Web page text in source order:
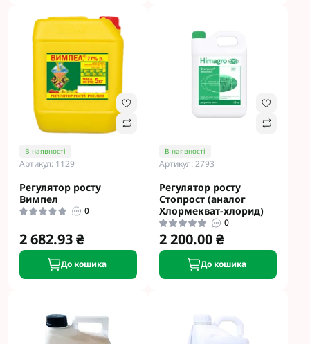
В наявності
Артикул: 1129
Регулятор росту
Вимпел
0
2 682.93 ₴
До кошика
В наявності
Артикул: 2793
Регулятор росту
Стопрост (аналог
Хлормекват-хлорид)
0
2 200.00 ₴
До кошика